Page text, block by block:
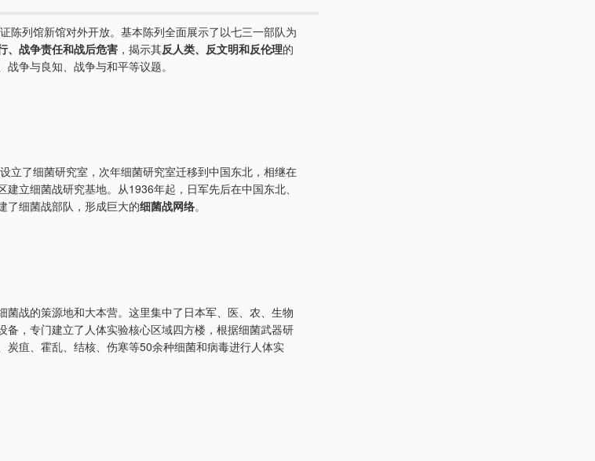
陈列馆新馆对外开放。基本陈列全面展示了以七三一部队为
、战争责任和战后危害 ，揭示其反人类、反文明和反伦理的
争与良知、战争与和平等议题。
立了细菌研究室，次年细菌研究室迁移到中国东北，相继在
立细菌战研究基地。从1936年起，日军先后在中国东北、
了细菌战部队，形成巨大的细菌战网络。
菌战的策源地和大本营。这里集中了日本军、医、农、生物
备，专门建立了人体实验核心区域四方楼，根据细菌武器研
炭疽、霍乱、结核、伤寒等50余种细菌和病毒进行人体实